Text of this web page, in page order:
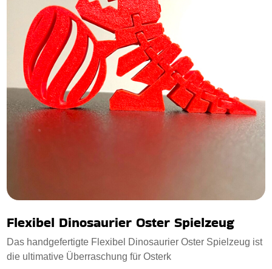
Flexibel Dinosaurier Oster Spielzeug
Das handgefertigte Flexibel Dinosaurier Oster Spielzeug ist
die ultimative Überraschung für Osterk